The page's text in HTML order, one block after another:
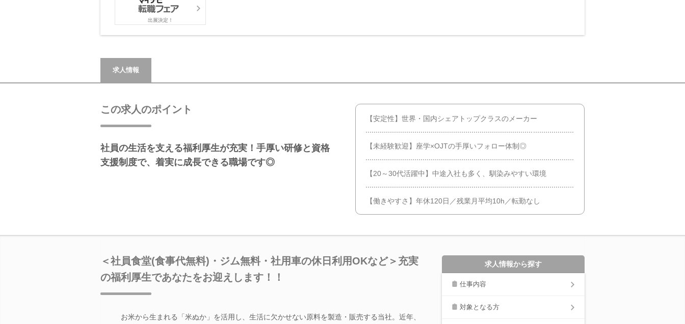
出展決定！
求人情報
この求人のポイント
社員の生活を支える福利厚生が充実！手厚い研修と資格
支援制度で、着実に成長できる職場です◎
【安定性】世界・国内シェアトップクラスのメーカー
【未経験歓迎】座学×OJTの手厚いフォロー体制◎
【20～30代活躍中】中途入社も多く、馴染みやすい環境
【働きやすさ】年休120日／残業月平均10h／転勤なし
＜社員食堂(食事代無料)・ジム無料・社用車の休日利用OKなど＞充実
の福利厚生であなたをお迎えします！！
お米から生まれる「米ぬか」を活用し、生活に欠かせない原料を製造・販売する当社。近年、
求人情報から探す
仕事内容
対象となる方